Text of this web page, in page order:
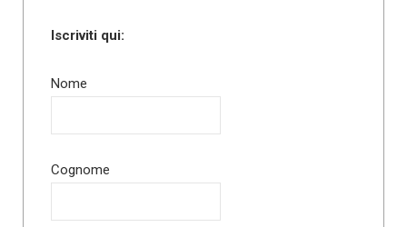
Iscriviti qui:
Nome
Cognome